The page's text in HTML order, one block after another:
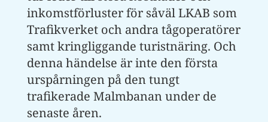
inkomstförluster för såväl LKAB som
Trafikverket och andra tågoperatörer
samt kringliggande turistnäring. Och
denna händelse är inte den första
urspårningen på den tungt
trafikerade Malmbanan under de
senaste åren.